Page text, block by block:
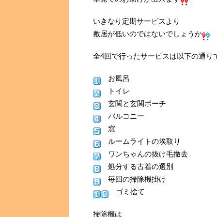
いきなり定期サービスより
敷居が低いのではないでしょうか
全4回で行ったサービスは以下の通り
お風呂
トイレ
玄関と玄関ポーチ
バルコニー
窓
ルームライトの埃取り
ワンちゃんの抜け毛撤去
処分する古着の選別
毎回の掃除機掛け
ゴミ捨て
掃除機は